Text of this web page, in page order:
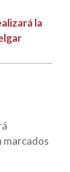
la
marcados